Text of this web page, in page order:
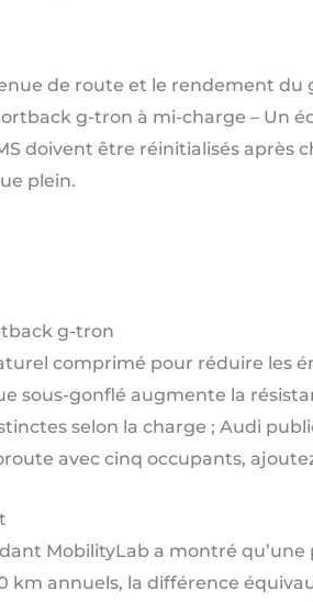
de route et le rendement du
g-tron à mi-charge – Un
doivent être réinitialisés après
plein.
g-tron
comprimé pour réduire les
sous-gonflé augmente la
selon la charge ; Audi
avec cinq occupants,
MobilityLab a montré
annuels, la différence